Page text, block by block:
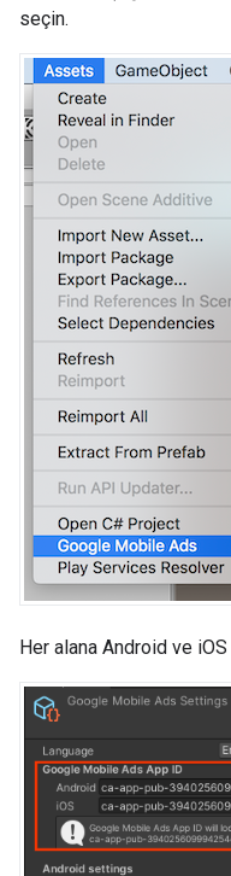
seçin.
Her alana Android ve iOS